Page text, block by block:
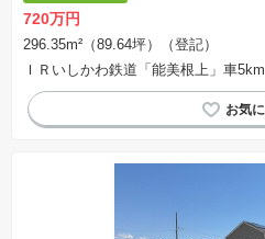
720万円
296.35m²（89.64坪）（登記）
ＩＲいしかわ鉄道「能美根上」車5km